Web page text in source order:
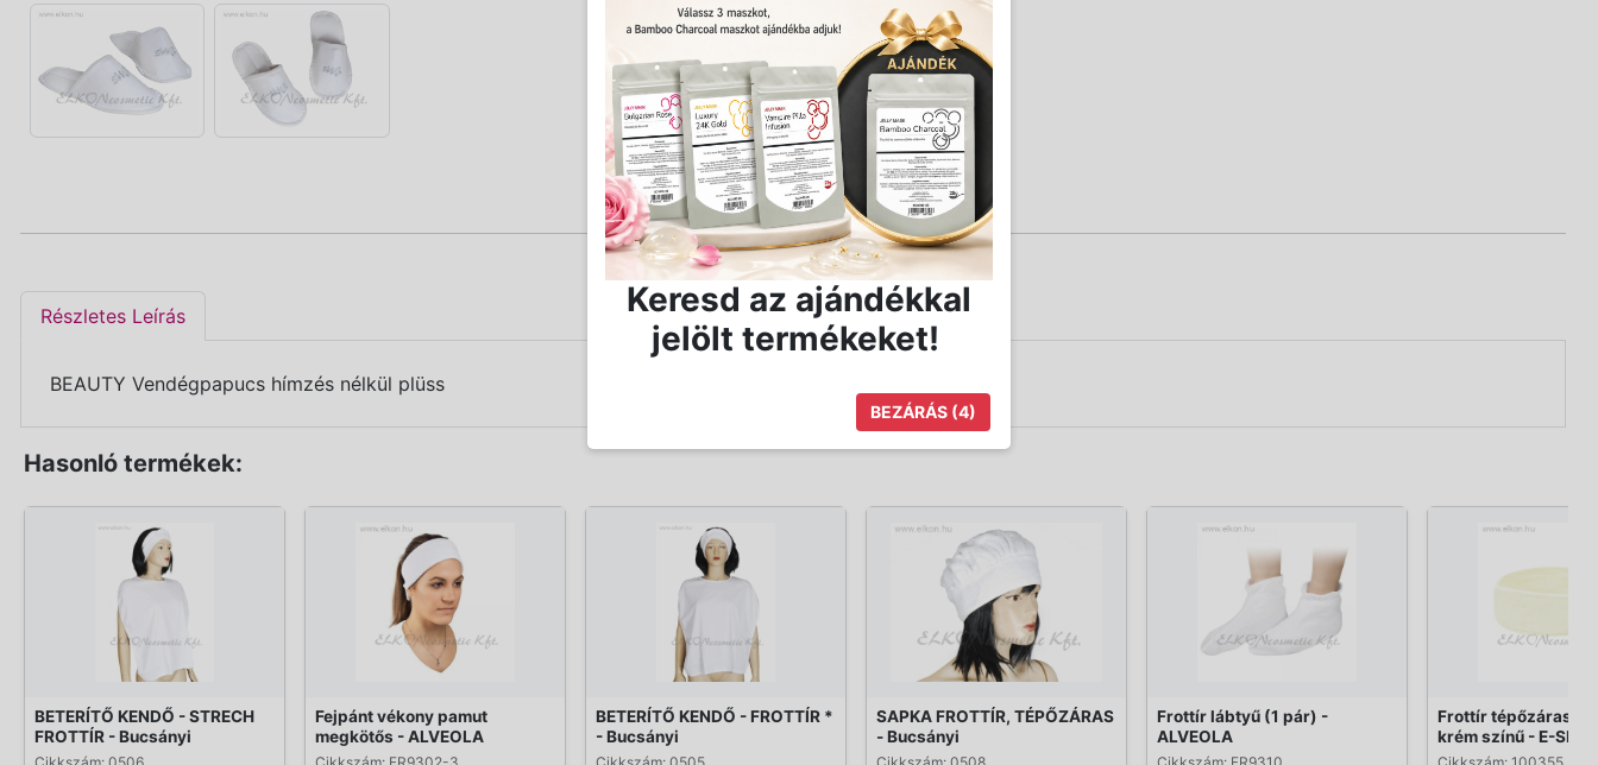
Részletes Leírás
BEAUTY Vendégpapucs hímzés nélkül plüss
Hasonló termékek:
BETERÍTŐ KENDŐ - STRECH
FROTTÍR - Bucsányi
Fejpánt vékony pamut
megkötős - ALVEOLA
BETERÍTŐ KENDŐ - FROTTÍR *
- Bucsányi
SAPKA FROTTÍR, TÉPŐZÁRAS
- Bucsányi
Frottír lábtyű (1 pár) -
ALVEOLA
Frottír tépőzáras
krém színű - E-
Keresd az ajándékkal
jelölt termékeket!
BEZÁRÁS (4)